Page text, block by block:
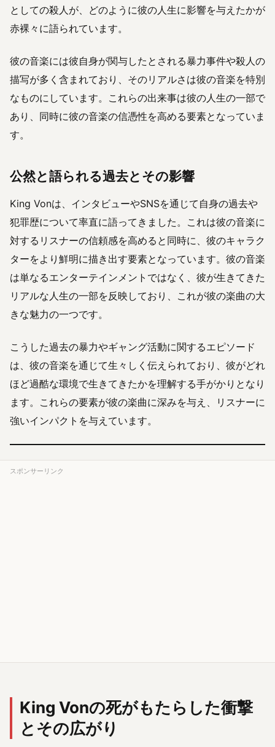
としての殺人が、どのように彼の人生に影響を与えたかが
赤裸々に語られています。
彼の音楽には彼自身が関与したとされる暴力事件や殺人の
描写が多く含まれており、そのリアルさは彼の音楽を特別
なものにしています。これらの出来事は彼の人生の一部で
あり、同時に彼の音楽の信憑性を高める要素となっていま
す。
公然と語られる過去とその影響
King Vonは、インタビューやSNSを通じて自身の過去や
犯罪歴について率直に語ってきました。これは彼の音楽に
対するリスナーの信頼感を高めると同時に、彼のキャラク
ターをより鮮明に描き出す要素となっています。彼の音楽
は単なるエンターテインメントではなく、彼が生きてきた
リアルな人生の一部を反映しており、これが彼の楽曲の大
きな魅力の一つです。
こうした過去の暴力やギャング活動に関するエピソード
は、彼の音楽を通じて生々しく伝えられており、彼がどれ
ほど過酷な環境で生きてきたかを理解する手がかりとなり
ます。これらの要素が彼の楽曲に深みを与え、リスナーに
強いインパクトを与えています。
スポンサーリンク
King Vonの死がもたらした衝撃
とその広がり